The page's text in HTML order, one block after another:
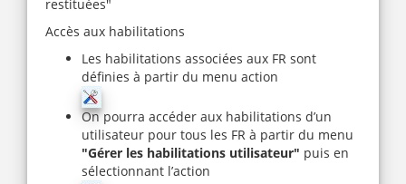
restituées"
Accès aux habilitations
Les habilitations associées aux FR sont
définies à partir du menu action
On pourra accéder aux habilitations d’un
utilisateur pour tous les FR à partir du menu
"Gérer les habilitations utilisateur" puis en
sélectionnant l’action